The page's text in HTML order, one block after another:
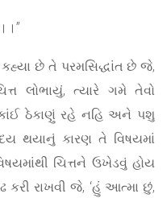
।।”
છે તે પરમસિદ્ધાંત છે જે,
લોભાયું, ત્યારે ગમે તેવો
ઠેકાણું રહે નહિ અને પશુ
થયાનું કારણ તે વિષયમાં
ચિત્તને ઉખેડવું હોય
કરી રાખવી જે, ‘હું આત્મા છું,